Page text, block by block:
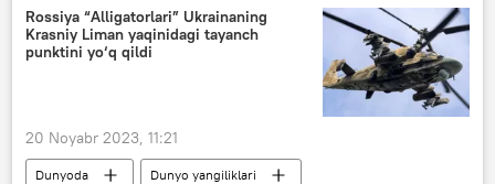
meva-sabzavot
Rossiya “Alligatorlari” Ukrainaning
Krasniy Liman yaqinidagi tayanch
punktini yo‘q qildi
20 Noyabr 2023, 11:21
Dunyoda
Dunyo yangiliklari